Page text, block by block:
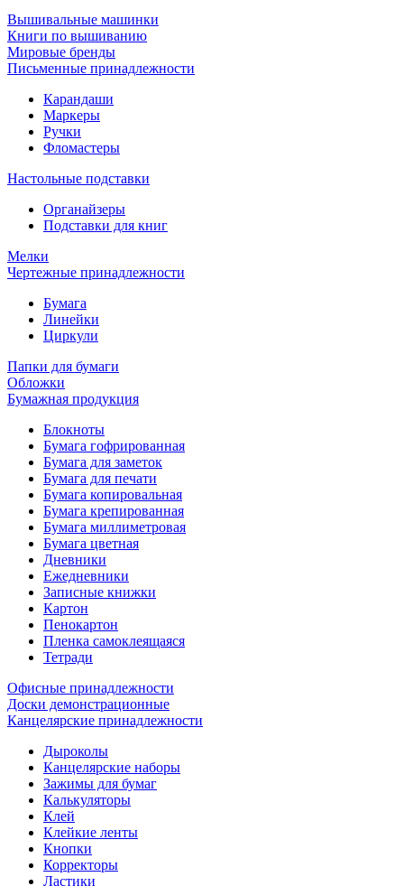
Вышивальные машинки
Книги по вышиванию
Мировые бренды
Письменные принадлежности
Карандаши
Маркеры
Ручки
Фломастеры
Настольные подставки
Органайзеры
Подставки для книг
Мелки
Чертежные принадлежности
Бумага
Линейки
Циркули
Папки для бумаги
Обложки
Бумажная продукция
Блокноты
Бумага гофрированная
Бумага для заметок
Бумага для печати
Бумага копировальная
Бумага крепированная
Бумага миллиметровая
Бумага цветная
Дневники
Ежедневники
Записные книжки
Картон
Пенокартон
Пленка самоклеящаяся
Тетради
Офисные принадлежности
Доски демонстрационные
Канцелярские принадлежности
Дыроколы
Канцелярские наборы
Зажимы для бумаг
Калькуляторы
Клей
Клейкие ленты
Кнопки
Корректоры
Ластики